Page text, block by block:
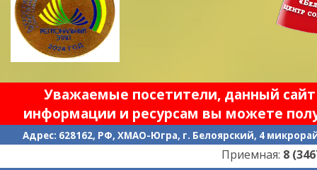
Уважаемые посетители, данный
информации и ресурсам вы можете
Адрес: 628162, РФ, ХМАО-Югра, г. Белоярский, 4
Приемная:8 (34670)